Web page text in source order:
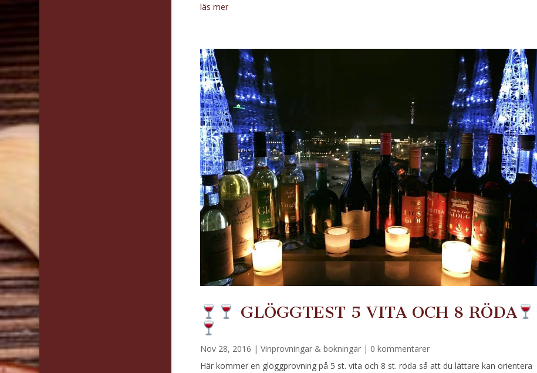
läs mer
GLÖGGTEST 5 VITA OCH 8 RÖDA
Nov 28, 2016 |Vinprovningar & bokningar | 0 kommentarer
Här kommer en glöggprovning på 5 st. vita och 8 st. röda så att du lättare kan orientera